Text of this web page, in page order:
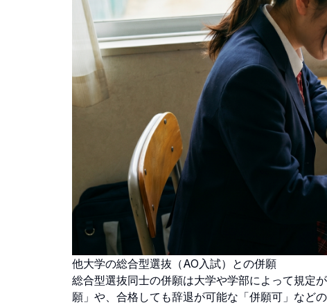
他大学の総合型選抜（AO入試）との併願
総合型選抜同士の併願は大学や学部によって規定
願」や、合格しても辞退が可能な「併願可」など